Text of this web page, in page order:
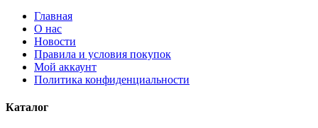
Главная
О нас
Новости
Правила и условия покупок
Мой аккаунт
Политика конфиденциальности
Каталог